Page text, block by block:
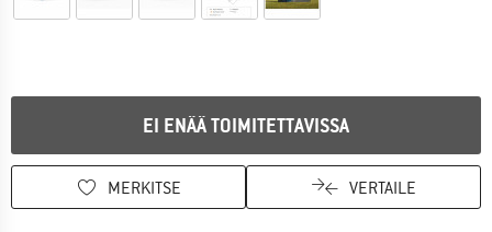
EI ENÄÄ TOIMITETTAVISSA
MERKITSE VERTAILE